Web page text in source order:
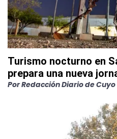
Turismo nocturno en
prepara una nueva
PorRedacción Diario de Cuyo